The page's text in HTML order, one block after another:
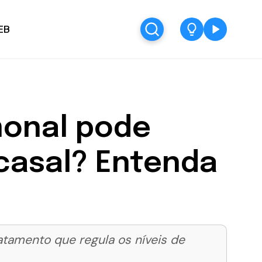
pode
Entenda
que regula os níveis de